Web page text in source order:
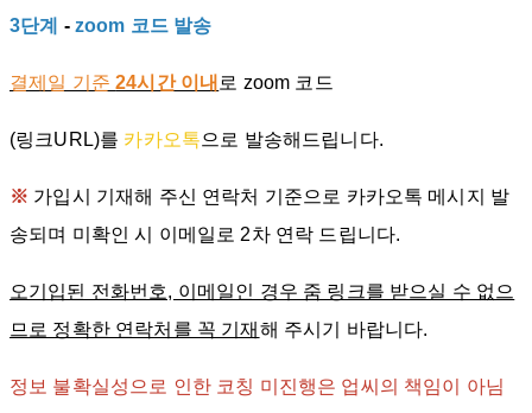
3단계 - zoom 코드 발송
결제일 기준24시간 이내 로 zoom 코드
(링크URL)를 카카오톡으로 발송해드립니다.
※ 가입시 기재해 주신 연락처 기준으로 카카오톡 메시지 발
송되며 미확인 시 이메일로 2차 연락 드립니다.
오기입된 전화번호, 이메일인 경우 줌 링크를 받으실 수 없으
므로 정확한 연락처를 꼭 기재 해 주시기 바랍니다.
정보 불확실성으로 인한 코칭 미진행은 업씨의 책임이 아님